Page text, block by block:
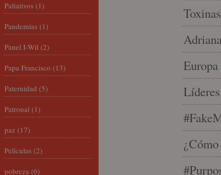
Paliativos (1)
Pandemias (1)
Panel I-Wil (2)
Papa Francisco (13)
Paternidad (5)
Patronal (1)
paz (17)
Películas (2)
pobreza (6)